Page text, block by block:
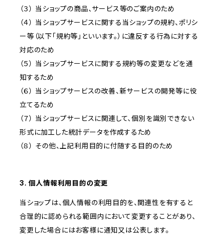
（３） 当ショップの商品、サービス等のご案内のため
（４） 当ショップサービスに関する当ショップの規約、ポリシ
ー等（以下「規約等」といいます。）に違反する行為に対する
対応のため
（５） 当ショップサービスに関する規約等の変更などを通
知するため
（６） 当ショップサービスの改善、新サービスの開発等に役
立てるため
（７） 当ショップサービスに関連して、個別を識別できない
形式に加工した統計データを作成するため
（８） その他、上記利用目的に付随する目的のため
3. 個人情報利用目的の変更
当ショップは、個人情報の利用目的を、関連性を有すると
合理的に認められる範囲内において変更することがあり、
変更した場合にはお客様に通知又は公表します。